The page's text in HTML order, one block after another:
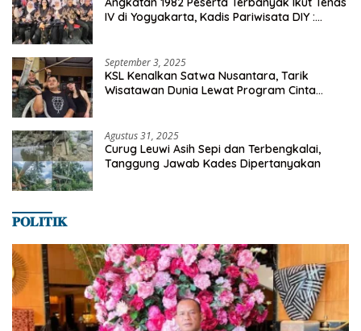
IV di Yogyakarta, Kadis Pariwisata DIY :
September 3, 2025
KSL Kenalkan Satwa Nusantara, Tarik
Wisatawan Dunia Lewat Program Cinta
Agustus 31, 2025
Curug Leuwi Asih Sepi dan Terbengkalai,
Tanggung Jawab Kades Dipertanyakan
𝐏𝐎𝐋𝐈𝐓𝐈𝐊